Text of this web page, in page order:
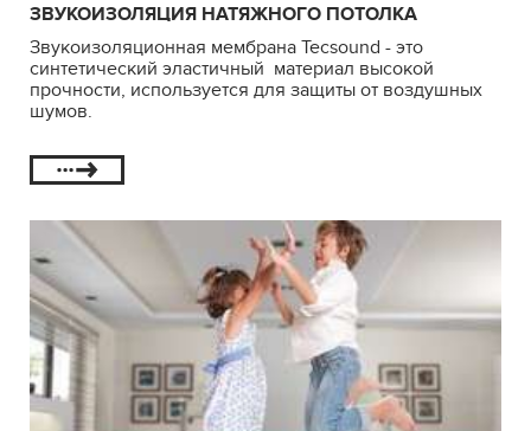
ЗВУКОИЗОЛЯЦИЯ НАТЯЖНОГО ПОТОЛКА
Звукоизоляционная мембрана Tecsound - это
синтетический эластичный материал высокой
прочности, используется для защиты от воздушных
шумов.